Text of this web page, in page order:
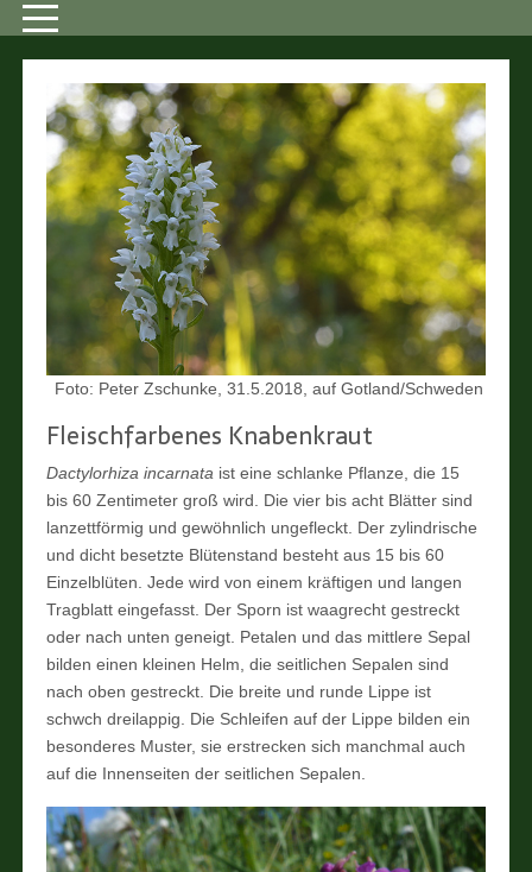
Foto: Peter Zschunke, 31.5.2018, auf Gotland/Schweden
Fleischfarbenes Knabenkraut
Dactylorhiza incarnata ist eine schlanke Pflanze, die 15
bis 60 Zentimeter groß wird. Die vier bis acht Blätter sind
lanzettförmig und gewöhnlich ungefleckt. Der zylindrische
und dicht besetzte Blütenstand besteht aus 15 bis 60
Einzelblüten. Jede wird von einem kräftigen und langen
Tragblatt eingefasst. Der Sporn ist waagrecht gestreckt
oder nach unten geneigt. Petalen und das mittlere Sepal
bilden einen kleinen Helm, die seitlichen Sepalen sind
nach oben gestreckt. Die breite und runde Lippe ist
schwch dreilappig. Die Schleifen auf der Lippe bilden ein
besonderes Muster, sie erstrecken sich manchmal auch
auf die Innenseiten der seitlichen Sepalen.